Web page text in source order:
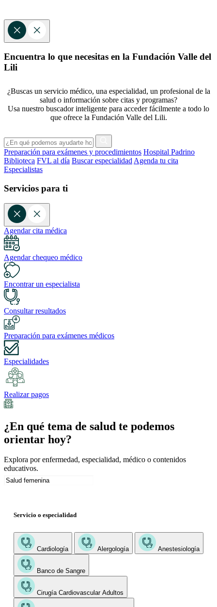
Encuentra lo que necesitas en la Fundación Valle del
Lili
¿Buscas un servicio médico, una especialidad, un profesional de la
salud o información sobre citas y programas?
Usa nuestro buscador inteligente para acceder fácilmente a todo lo
que ofrece la Fundación Valle del Lili.
Preparación para exámenes y procedimientos Hospital Padrino
Biblioteca FVL al día Buscar especialidad Agenda tu cita
Especialistas
Servicios para ti
Agendar cita médica
Agendar chequeo médico
Encontrar un especialista
Consultar resultados
Preparación para exámenes médicos
Especialidades
Realizar pagos
¿En qué tema de salud te podemos
orientar hoy?
Explora por enfermedad, especialidad, médico o contenidos
educativos.
Servicio o especialidad
Cardiología Alergología Anestesiología
Banco de Sangre
Cirugía Cardiovascular Adultos